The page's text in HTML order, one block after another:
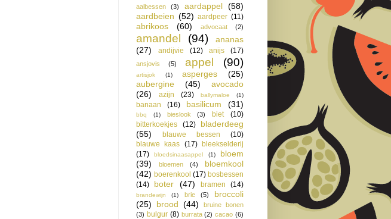
aalbessen (3) aardappel (58)
aardbeien (52) aardpeer (11)
abrikoos (60) advocaat (2)
amandel (94)
ananas
(27)
andijvie (12) anijs (17)
ansjovis (5) appel (90)
artisjok (1) asperges
(25)
aubergine
(45)
avocado
(26)
azijn (23) ballymaloe (1)
banaan (16) basilicum (31)
bbq (1) bieslook (3) biet
(10)
bitterkoekjes
(12)
bladerdeeg
(55)
blauwe bessen
(10)
blauwe kaas (17) bleekselderij
(17)
bloedsinaasappel (1)
bloem
(39)
bloemen (4)
bloemkool
(42) boerenkool (17) bosbessen
(14)
boter (47) bramen (14)
brandewijn (1) brie (5)
broccoli
(25)
brood (44)
bruine bonen
(3) bulgur (8) burrata (2) cacao (6)